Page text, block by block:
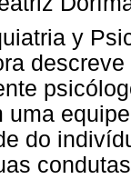
y
uma
do